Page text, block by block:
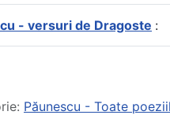
- versuri de Dragoste :
Păunescu - Toate